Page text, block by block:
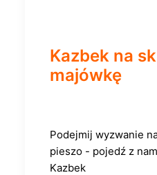
Kazbek na
majówkę
Podejmij wyzwanie
pieszo - pojedź z
Kazbek